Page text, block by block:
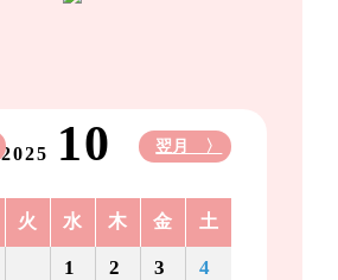
2025 10 翌月 〉
火 水 木 金 土
1 2 3 4